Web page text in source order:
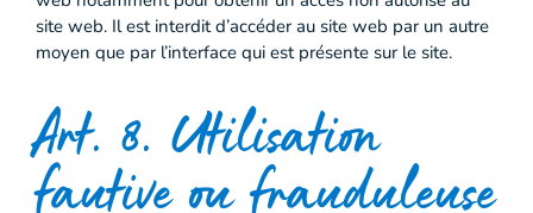
site web. Il est interdit d’accéder au site web par un autre
moyen que par l’interface qui est présente sur le site.
Art. 8. Utilisation
fautive ou frauduleuse